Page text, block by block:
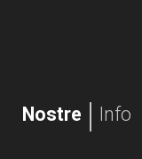
Nostre Info